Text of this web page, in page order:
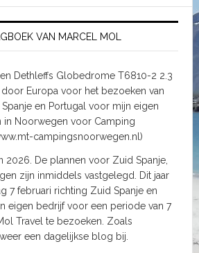
VAN MARCEL MOL
Dethleffs Globedrome T6810-2 2.3
Europa voor het bezoeken van
en Portugal voor mijn eigen
in Noorwegen voor Camping
campingsnoorwegen.nl)
2026. De plannen voor Zuid Spanje,
zijn inmiddels vastgelegd. Dit jaar
7 februari richting Zuid Spanje en
eigen bedrijf voor een periode van 7
Travel te bezoeken. Zoals
een dagelijkse blog bij.